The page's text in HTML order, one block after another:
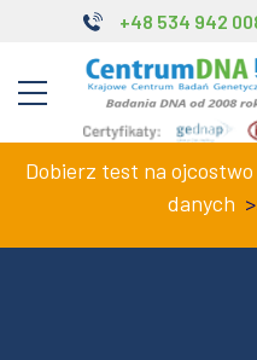
+48 534 942
Dobierz test na
danych